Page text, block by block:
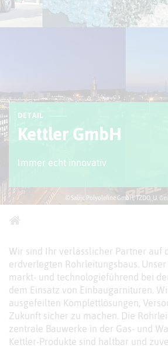
© Sabic Polyolefine GmbH, TZDO, U.
DETAIL
Kettler GmbH
Im­mer echt in­no­va­tiv
Wir sind Ihr verlässlicher Partner auf
erdverlegten Rohrleitungsbaus.
markt- und technologieführend bei
dem Einsatz von Einbaugarnituren.
ausgefeilten Komplettlösungen,
Zukunft sicher zu machen. Die
zentrale Bauwerke in der Gas- und
Kettler-Produkte sind haltbar und